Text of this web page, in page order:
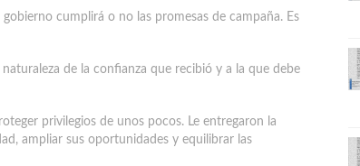
cumplirá o no las promesas de campaña. Es
de la confianza que recibió y a la que debe
privilegios de unos pocos. Le entregaron la
ampliar sus oportunidades y equilibrar las